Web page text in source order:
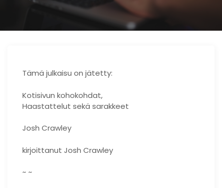
Tämä julkaisu on jätetty:
Kotisivun kohokohdat,
Haastattelut sekä sarakkeet
Josh Crawley
kirjoittanut Josh Crawley
~ ~